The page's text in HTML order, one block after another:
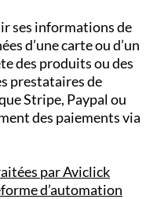
ses informations de
d’une carte ou d’un
des produits ou des
prestataires de
Stripe, Paypal ou
des paiements via
par Aviclick
d’automation